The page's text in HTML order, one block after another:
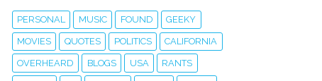
PERSONAL MUSIC FOUND GEEKY
MOVIES QUOTES POLITICS CALIFORNIA
OVERHEARD BLOGS USA RANTS